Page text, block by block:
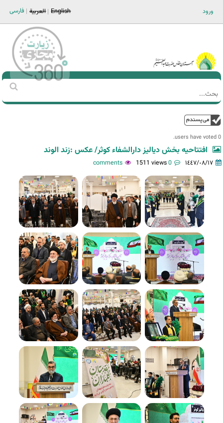
ورود فارسی العربية English
Main men-AR
استمارة
‏
0 users have voted.
افتتاحیه بخش دیالیز دارالشفاء کوثر/ عکس :زند الوند
١٤٤٧/٠٨/١٧ 0 comments
1511 views